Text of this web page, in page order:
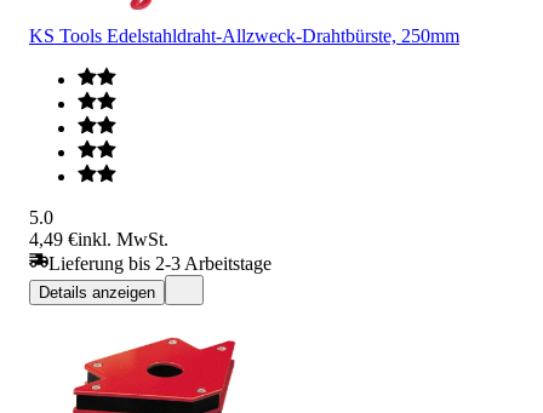
KS Tools Edelstahldraht-Allzweck-Drahtbürste, 250mm
5.0
4,49 €inkl. MwSt.
Lieferung bis 2-3 Arbeitstage
Details anzeigen